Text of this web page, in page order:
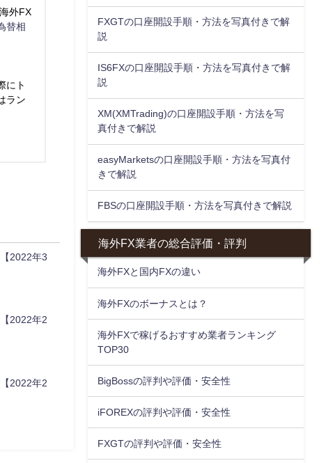
外FX
替相
にト
ラン
2022年3
2022年2
2022年2
FXGTの口座開設手順・方法を写真付きで解
説
IS6FXの口座開設手順・方法を写真付きで解
説
XM(XMTrading)の口座開設手順・方法を写
真付きで解説
easyMarketsの口座開設手順・方法を写真付
きで解説
FBSの口座開設手順・方法を写真付きで解説
海外FX業者の総合評価・評判
海外FXと国内FXの違い
海外FXのボーナスとは？
海外FXで稼げるおすすめ業者ランキング
TOP30
BigBossの評判や評価・安全性
iFOREXの評判や評価・安全性
FXGTの評判や評価・安全性